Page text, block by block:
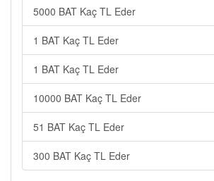
5000 BAT Kaç TL Eder
1 BAT Kaç TL Eder
1 BAT Kaç TL Eder
10000 BAT Kaç TL Eder
51 BAT Kaç TL Eder
300 BAT Kaç TL Eder